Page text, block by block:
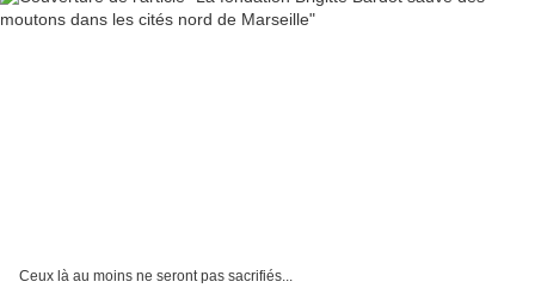
Ceux là au moins ne seront pas sacrifiés...